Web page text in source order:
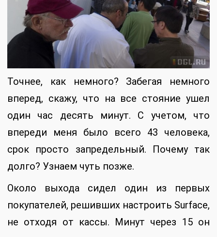
Точнее, как немного? Забегая немного
вперед, скажу, что на все стояние ушел
один час десять минут. С учетом, что
впереди меня было всего 43 человека,
срок просто запредельный. Почему так
долго? Узнаем чуть позже.
Около выхода сидел один из первых
покупателей, решивших настроить Surface,
не отходя от кассы. Минут через 15 он